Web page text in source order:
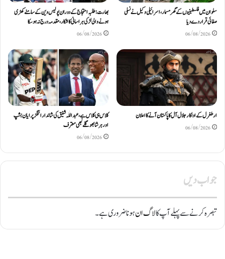
سلوان میں فلسطینیوں کے گھر مسمار، اسرائیلی وکیل نے نسلی
صفائی قرار دے دیا
06/08/2026
بھارت: طلبہ احتجاج کے دوران پولیس وین کے سامنے کھڑی
ہونے والی لڑکی ہراسانی کا شکار، مقدمہ درج نہ ہوسکا
06/08/2026
ارطغرل کے اداکار جلال آل کا پاکستان آنے کا اعلان
06/08/2026
کلاس ہی کلاس ہے، عبد اللّٰہ شفیق کی شاندار اننگز پر ایان بشپ
اور ہرشا بھوگلے بھی معترف
06/08/2026
جواب دیں
تبصرہ کرنے سے پہلے آپ کالاگ انہونا ضروری ہے۔